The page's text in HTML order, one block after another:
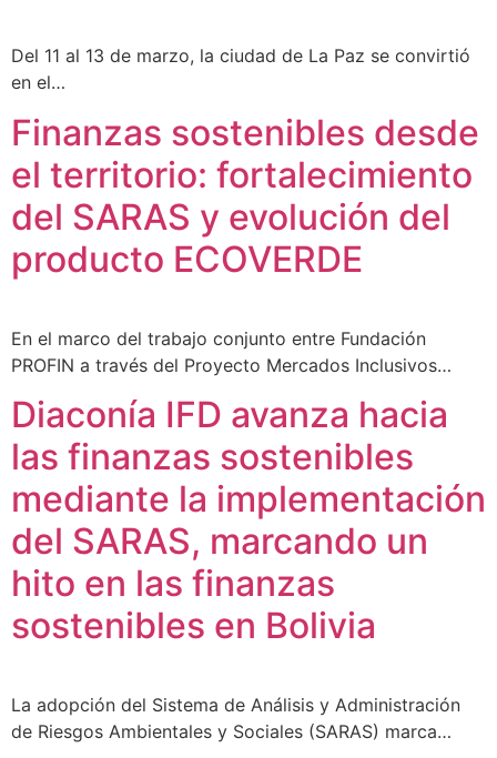
Del 11 al 13 de marzo, la ciudad de La Paz se convirtió
en el…
Finanzas sostenibles desde
el territorio: fortalecimiento
del SARAS y evolución del
producto ECOVERDE
En el marco del trabajo conjunto entre Fundación
PROFIN a través del Proyecto Mercados Inclusivos…
Diaconía IFD avanza hacia
las finanzas sostenibles
mediante la implementación
del SARAS, marcando un
hito en las finanzas
sostenibles en Bolivia
La adopción del Sistema de Análisis y Administración
de Riesgos Ambientales y Sociales (SARAS) marca…